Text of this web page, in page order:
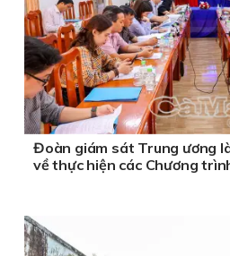
Đoàn giám sát Trung ương
về thực hiện các Chương